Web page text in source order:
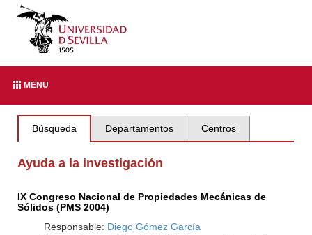
MENU
Búsqueda Departamentos Centros
Ayuda a la investigación
IX Congreso Nacional de Propiedades Mecánicas de
Sólidos (PMS 2004)
Responsable: Diego Gómez García